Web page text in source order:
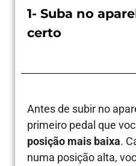
1- Suba no
certo
Antes de subir no
primeiro pedal que
posição mais baixa.
numa posição alta,